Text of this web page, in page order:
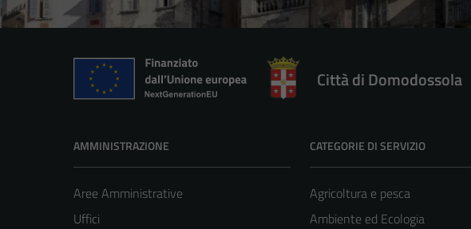
Città di Domodossola
AMMINISTRAZIONE
Aree Amministrative
Uffici
CATEGORIE DI SERVIZIO
Agricoltura e pesca
Ambiente ed Ecologia